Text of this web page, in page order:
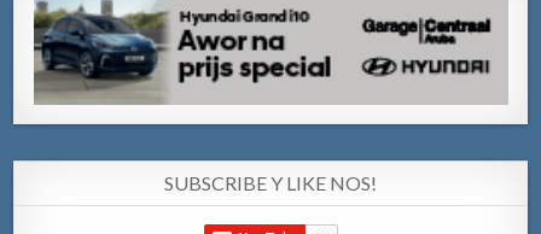
SUBSCRIBE Y LIKE NOS!